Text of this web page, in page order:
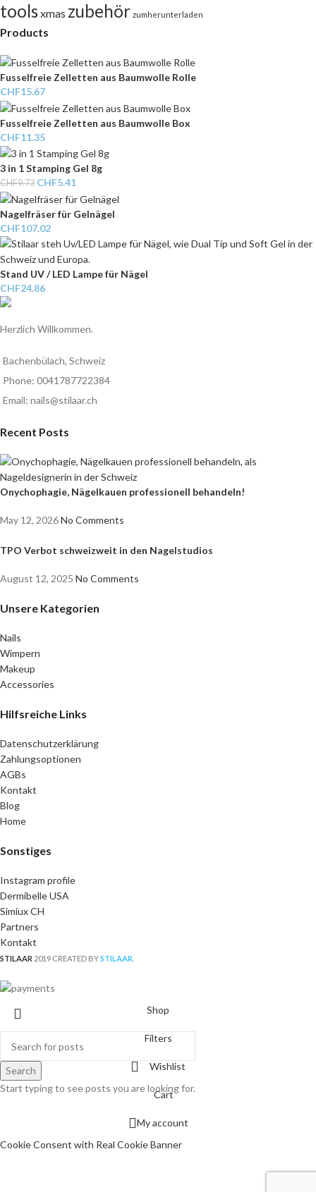
toolsxmas zubehör zumherunterladen
Products
Fusselfreie Zelletten aus Baumwolle Rolle
CHF15.67
Fusselfreie Zelletten aus Baumwolle Box
CHF11.35
3 in 1 Stamping Gel 8g
CHF9.73 CHF5.41
Nagelfräser für Gelnägel
CHF107.02
Stand UV / LED Lampe für Nägel
CHF24.86
Herzlich Willkommen.
Bachenbülach, Schweiz
Phone: 0041787722384
Email: nails@stilaar.ch
Recent Posts
Onychophagie, Nägelkauen professionell behandeln!
May 12, 2026No Comments
TPO Verbot schweizweit in den Nagelstudios
August 12, 2025 No Comments
Unsere Kategorien
Nails
Wimpern
Makeup
Accessories
Hilfsreiche Links
Datenschutzerklärung
Zahlungsoptionen
AGBs
Kontakt
Blog
Home
Sonstiges
Instagram profile
Dermibelle USA
Simiux CH
Partners
Kontakt
STILAAR 2019 CREATED BYSTILAAR
Search
Start typing to see posts you are looking for.
Shop
Filters
Wishlist
Cart
My account
Cookie Consent with Real Cookie Banner